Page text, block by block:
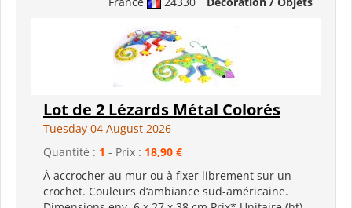
Lot de 2 Lézards Métal Colorés
Tuesday 04 August 2026
Quantité : 1 - Prix : 18,90 €
À accrocher au mur ou à fixer librement sur un
crochet. Couleurs d‘ambiance sud-américaine.